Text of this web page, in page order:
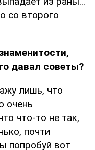
со второго
давал советы?
лишь, что
очень
что-то не так,
почти
попробуй вот